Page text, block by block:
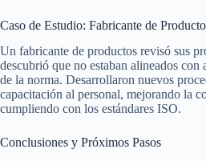
Caso de Estudio: Fabricante de
Un fabricante de productos revisó sus
descubrió que no estaban alineados
de la norma. Desarrollaron nuevos
capacitación al personal, mejorando la
cumpliendo con los estándares ISO.
Conclusiones y Próximos Pasos